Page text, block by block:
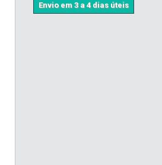
Envio em 3 a 4 dias úteis